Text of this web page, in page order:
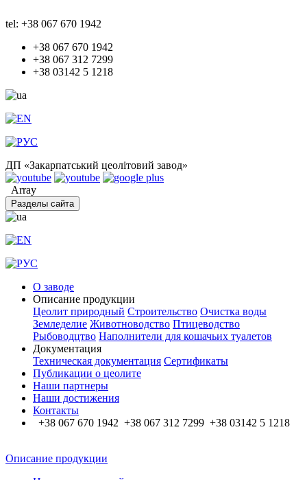
tel: +38 067 670 1942
+38 067 670 1942
+38 067 312 7299
+38 03142 5 1218
ДП «Закарпатський цеолітовий завод»
Array
Разделы сайта
О заводе
Описание продукции
Цеолит природный Строительство Очистка воды
Земледелие Животноводство Птицеводство
Рыбоводцтво Наполнители для кошачьих туалетов
Документация
Техническая документация Сертификаты
Публикации о цеолите
Наши партнеры
Наши достижения
Контакты
+38 067 670 1942 +38 067 312 7299 +38 03142 5 1218
Описание продукции